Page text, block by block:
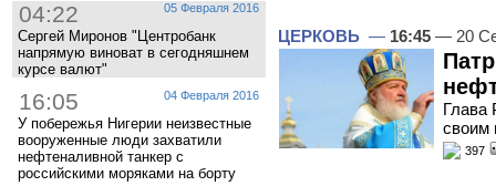
05 Февраля 2016
04:22
Сергей Миронов "Центробанк
напрямую виноват в сегодняшнем
курсе валют"
04 Февраля 2016
16:05
У побережья Нигерии неизвестные
вооруженные люди захватили
нефтеналивной танкер с
российскими моряками на борту
ЦЕРКОВЬ — 16:45 — 20
Глава
своим
397